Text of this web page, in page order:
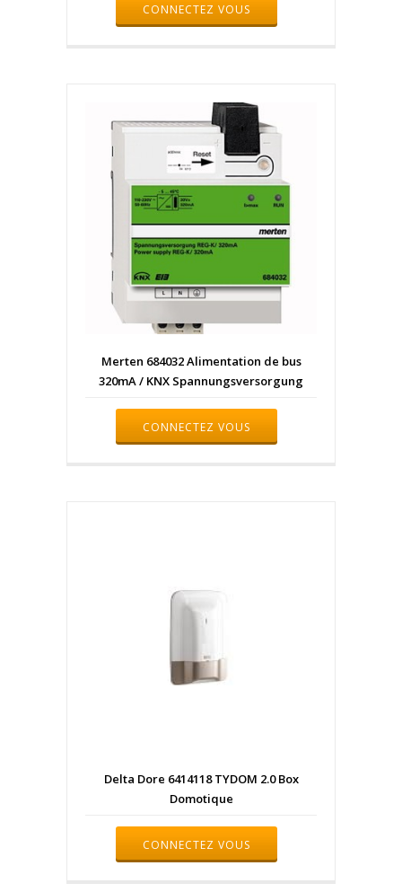
CONNECTEZ VOUS
Merten 684032 Alimentation de bus
320mA / KNX Spannungsversorgung
CONNECTEZ VOUS
Delta Dore 6414118 TYDOM 2.0 Box
Domotique
CONNECTEZ VOUS